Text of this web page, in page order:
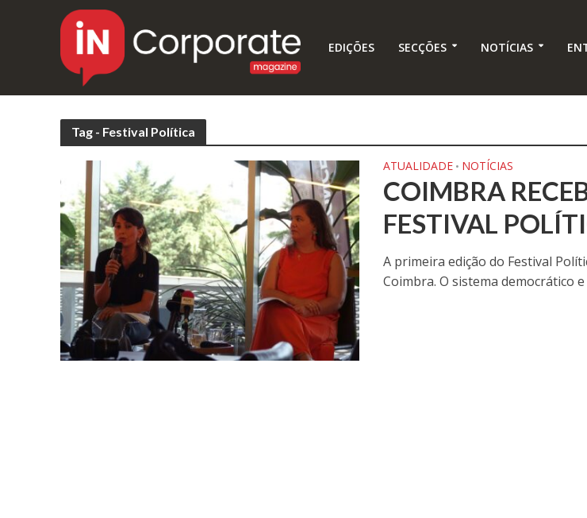
EDIÇÕES SECÇÕES NOTÍCIAS
Tag - Festival Política
ATUALIDADE • NOTÍCIAS
COIMBRA
FESTIVAL
A primeira edição do Festival
Coimbra. O sistema democrático